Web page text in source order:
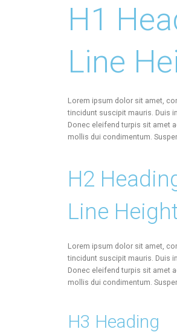
H1
Line
Lorem ipsum dolor sit amet,
tincidunt suscipit mauris. Duis
Donec eleifend turpis sit amet
mollis dui condimentum.
H2
Line
Lorem ipsum dolor sit amet,
tincidunt suscipit mauris. Duis
Donec eleifend turpis sit amet
mollis dui condimentum.
H3 Heading